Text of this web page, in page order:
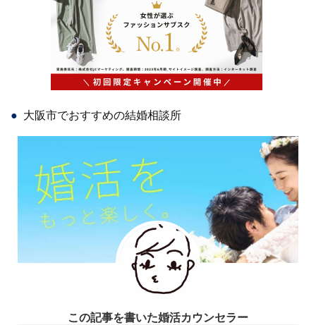
大阪市でおすすめの結婚相談所
この記事を書いた婚活カウンセラー